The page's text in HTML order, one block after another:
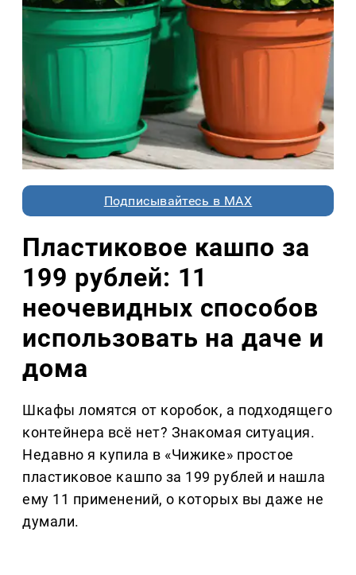
Подписывайтесь в MAX
Пластиковое кашпо за
199 рублей: 11
неочевидных способов
использовать на даче и
дома
Шкафы ломятся от коробок, а подходящего
контейнера всё нет? Знакомая ситуация.
Недавно я купила в «Чижике» простое
пластиковое кашпо за 199 рублей и нашла
ему 11 применений, о которых вы даже не
думали.